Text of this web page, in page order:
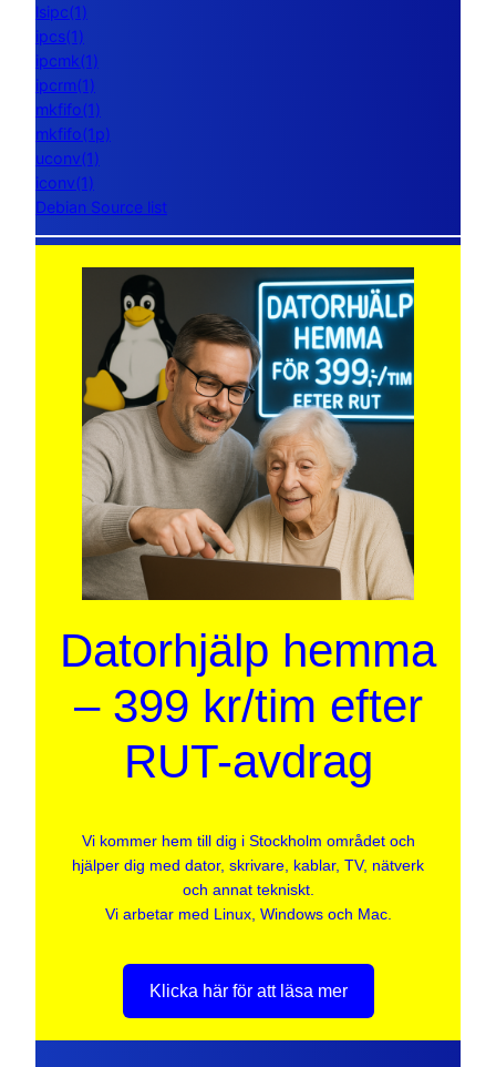
lsipc(1)
ipcs(1)
ipcmk(1)
ipcrm(1)
mkfifo(1)
mkfifo(1p)
uconv(1)
iconv(1)
Debian Source list
Datorhjälp hemma
– 399 kr/tim efter
RUT-avdrag
Vi kommer hem till dig i Stockholm området och
hjälper dig med dator, skrivare, kablar, TV, nätverk
och annat tekniskt.
Vi arbetar med Linux, Windows och Mac.
Klicka här för att läsa mer